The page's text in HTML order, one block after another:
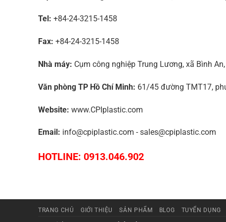
Tel: +84-24-3215-1458
Fax: +84-24-3215-1458
Nhà máy: Cụm công nghiệp Trung Lương, xã Bình
Văn phòng TP Hồ Chí Minh: 61/45 đường TMT17,
Website: www.CPIplastic.com
Email: info@cpiplastic.com - sales@cpiplastic.com
HOTLINE: 0913.046.902
TRANG CHỦ GIỚI THIỆU SẢN PHẨM BLOG TUYỂN DỤNG